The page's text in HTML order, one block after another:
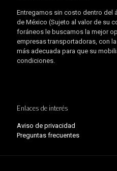
Entregamos sin costo dentro del
de México (Sujeto al valor de su
foráneos le buscamos la mejor
empresas transportadoras, con
más adecuada para que su
condiciones.
Enlaces de interés
Aviso de privacidad
Preguntas frecuentes